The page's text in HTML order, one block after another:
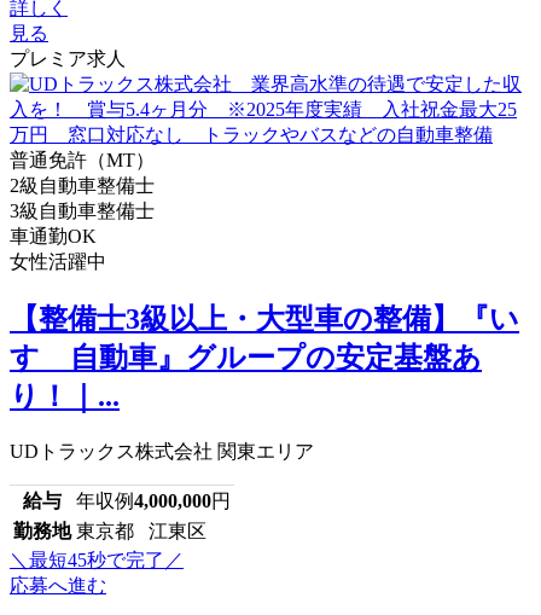
詳しく
見る
プレミア求人
普通免許（MT）
2級自動車整備士
3級自動車整備士
車通勤OK
女性活躍中
【整備士3級以上・大型車の整備】『い
すゞ自動車』グループの安定基盤あ
り！｜...
UDトラックス株式会社 関東エリア
給与 年収例4,000,000円
勤務地 東京都 江東区
＼最短45秒で完了／
応募へ進む